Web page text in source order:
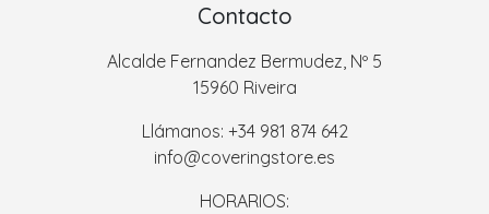
Contacto
Alcalde Fernandez Bermudez, Nº 5
15960 Riveira
Llámanos: +34 981 874 642
info@coveringstore.es
HORARIOS: